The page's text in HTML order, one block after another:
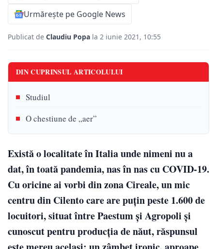
Urmărește pe Google News
Publicat de Claudiu Popa la 2 iunie 2021, 10:55
DIN CUPRINSUL ARTICOLULUI
Studiul
O chestiune de „aer”
Există o localitate în Italia unde nimeni nu a
dat, în toată pandemia, nas în nas cu COVID-19.
Cu oricine ai vorbi din zona Cireale, un mic
centru din Cilento care are puțin peste 1.600 de
locuitori, situat între Paestum și Agropoli și
cunoscut pentru producția de năut, răspunsul